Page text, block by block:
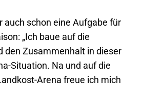
auch schon eine Aufgabe für
„Ich baue auf die
den Zusammenhalt in dieser
Situation. Na und auf die
Arena freue ich mich